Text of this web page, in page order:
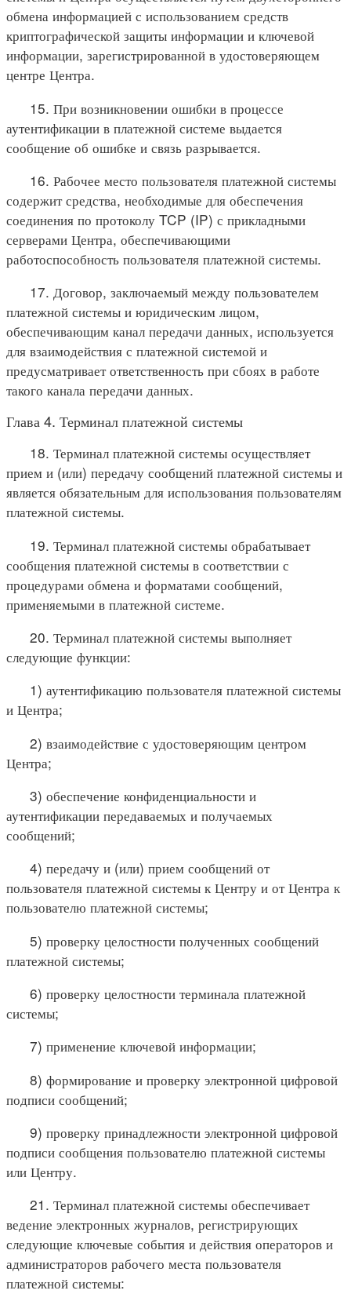
обмена информацией с использованием средств
криптографической защиты информации и ключевой
информации, зарегистрированной в удостоверяющем
центре Центра.
15. При возникновении ошибки в процессе
аутентификации в платежной системе выдается
сообщение об ошибке и связь разрывается.
16. Рабочее место пользователя платежной системы
содержит средства, необходимые для обеспечения
соединения по протоколу TCP (IP) с прикладными
серверами Центра, обеспечивающими
работоспособность пользователя платежной системы.
17. Договор, заключаемый между пользователем
платежной системы и юридическим лицом,
обеспечивающим канал передачи данных, используется
для взаимодействия с платежной системой и
предусматривает ответственность при сбоях в работе
такого канала передачи данных.
Глава 4. Терминал платежной системы
18. Терминал платежной системы осуществляет
прием и (или) передачу сообщений платежной системы и
является обязательным для использования пользователям
платежной системы.
19. Терминал платежной системы обрабатывает
сообщения платежной системы в соответствии с
процедурами обмена и форматами сообщений,
применяемыми в платежной системе.
20. Терминал платежной системы выполняет
следующие функции:
1) аутентификацию пользователя платежной системы
и Центра;
2) взаимодействие с удостоверяющим центром
Центра;
3) обеспечение конфиденциальности и
аутентификации передаваемых и получаемых
сообщений;
4) передачу и (или) прием сообщений от
пользователя платежной системы к Центру и от Центра к
пользователю платежной системы;
5) проверку целостности полученных сообщений
платежной системы;
6) проверку целостности терминала платежной
системы;
7) применение ключевой информации;
8) формирование и проверку электронной цифровой
подписи сообщений;
9) проверку принадлежности электронной цифровой
подписи сообщения пользователю платежной системы
или Центру.
21. Терминал платежной системы обеспечивает
ведение электронных журналов, регистрирующих
следующие ключевые события и действия операторов и
администраторов рабочего места пользователя
платежной системы: